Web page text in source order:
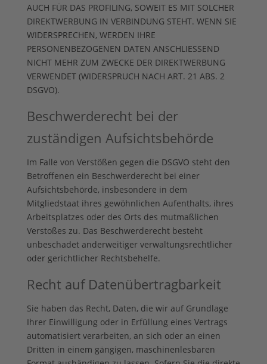
AUCH FÜR DAS PROFILING, SOWEIT ES MIT SOLCHER
DIREKTWERBUNG IN VERBINDUNG STEHT. WENN SIE
WIDERSPRECHEN, WERDEN IHRE
PERSONENBEZOGENEN DATEN ANSCHLIESSEND
NICHT MEHR ZUM ZWECKE DER DIREKTWERBUNG
VERWENDET (WIDERSPRUCH NACH ART. 21 ABS. 2
DSGVO).
Beschwerde­recht bei der
zuständigen Aufsichts­behörde
Im Falle von Verstößen gegen die DSGVO steht den
Betroffenen ein Beschwerderecht bei einer
Aufsichtsbehörde, insbesondere in dem
Mitgliedstaat ihres gewöhnlichen Aufenthalts, ihres
Arbeitsplatzes oder des Orts des mutmaßlichen
Verstoßes zu. Das Beschwerderecht besteht
unbeschadet anderweitiger verwaltungsrechtlicher
oder gerichtlicher Rechtsbehelfe.
Recht auf Daten­übertrag­barkeit
Sie haben das Recht, Daten, die wir auf Grundlage
Ihrer Einwilligung oder in Erfüllung eines Vertrags
automatisiert verarbeiten, an sich oder an einen
Dritten in einem gängigen, maschinenlesbaren